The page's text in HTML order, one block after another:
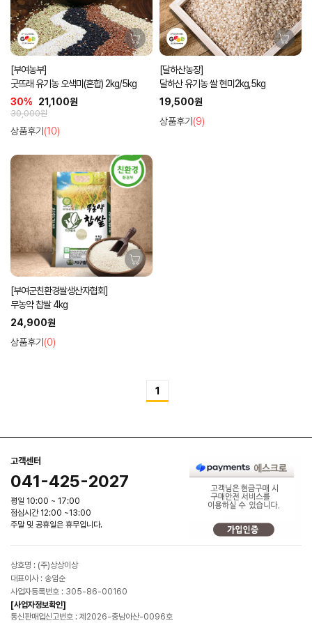
[부여농부]
굿뜨래 유기농 오색미(혼합) 2kg/5kg
30%
21,100원
30,000원
상품후기 (10)
[달하산농장]
달하산 유기농 쌀 현미2kg,5kg
19,500원
상품후기 (9)
[부여군친환경쌀생산자협회]
무농약 찹쌀 4kg
24,900원
상품후기 (0)
1
고객센터
041-425-2027
평일 10:00 ~ 17:00
점심시간 12:00 ~13:00
주말 및 공휴일은 휴무입니다.
상호명 : (주)상상이상
대표이사 : 송임순
사업자등록번호 : 305-86-00160
[사업자정보확인]
통신판매업신고번호 : 제2026-충남아산-0096호